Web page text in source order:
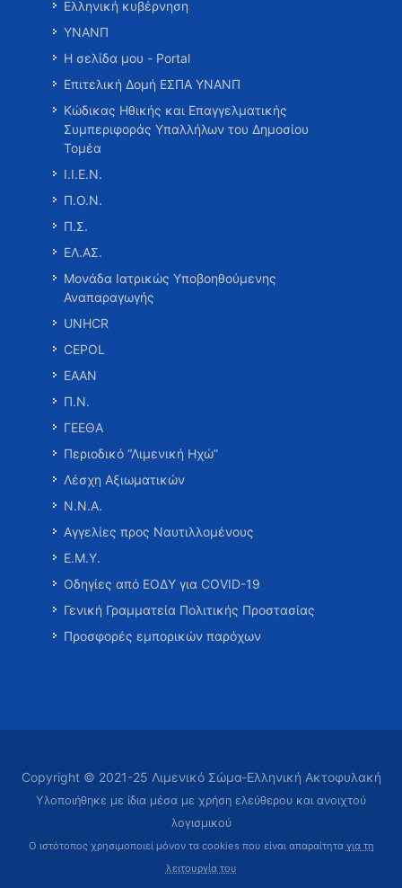
Ελληνική κυβέρνηση
ΥΝΑΝΠ
Η σελίδα μου - Portal
Επιτελική Δομή ΕΣΠΑ ΥΝΑΝΠ
Κώδικας Ηθικής και Επαγγελματικής
Συμπεριφοράς Υπαλλήλων του Δημοσίου
Τομέα
Ι.Ι.Ε.Ν.
Π.Ο.Ν.
Π.Σ.
ΕΛ.ΑΣ.
Μονάδα Ιατρικώς Υποβοηθούμενης
Αναπαραγωγής
UNHCR
CEPOL
ΕΑΑΝ
Π.Ν.
ΓΕΕΘΑ
Περιοδικό “Λιμενική Ηχώ”
Λέσχη Αξιωματικών
Ν.Ν.Α.
Αγγελίες προς Ναυτιλλομένους
Ε.Μ.Υ.
Οδηγίες από ΕΟΔΥ για COVID-19
Γενική Γραμματεία Πολιτικής Προστασίας
Προσφορές εμπορικών παρόχων
Copyright © 2021-25 Λιμενικό Σώμα-Ελληνική Ακτοφυλακή
Υλοποιήθηκε με ίδια μέσα με χρήση ελεύθερου και ανοιχτού
λογισμικού
Ο ιστότοπος χρησιμοποιεί μόνον τα cookies που είναι απαραίτητα για τη
λειτουργία του